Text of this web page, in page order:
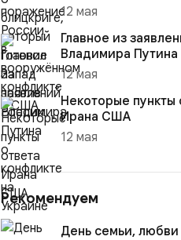
12 мая
Главное из
Владимира Путина
конфликте на
12 мая
Некоторые пункты
Ирана США
12 мая
Рекомендуем
День семьи, любви